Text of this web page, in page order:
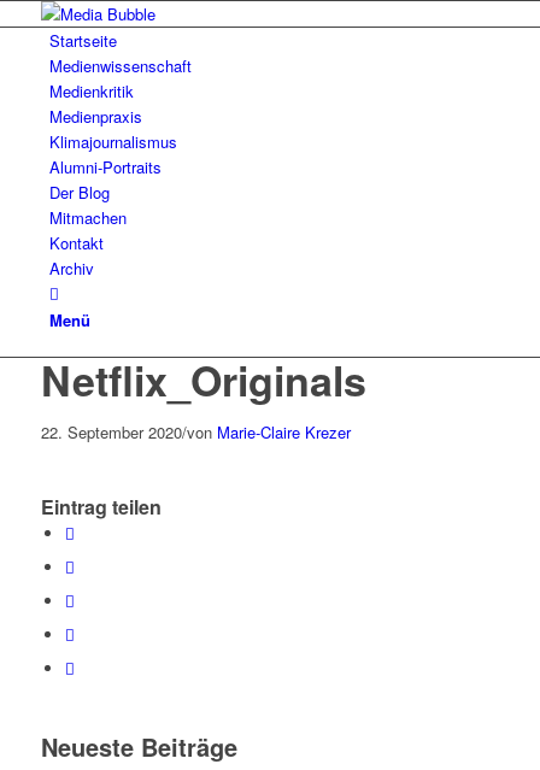
Startseite
Medienwissenschaft
Medienkritik
Medienpraxis
Klimajournalismus
Alumni-Portraits
Der Blog
Mitmachen
Kontakt
Archiv
Menü
Netflix_Originals
22. September 2020/von Marie-Claire Krezer
Eintrag teilen
Neueste Beiträge